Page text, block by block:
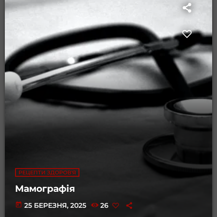
РЕЦЕПТИ ЗДОРОВ'Я
Мамографія
today 25 БЕРЕЗНЯ, 2025 26